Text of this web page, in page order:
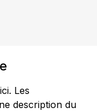
Les
description du